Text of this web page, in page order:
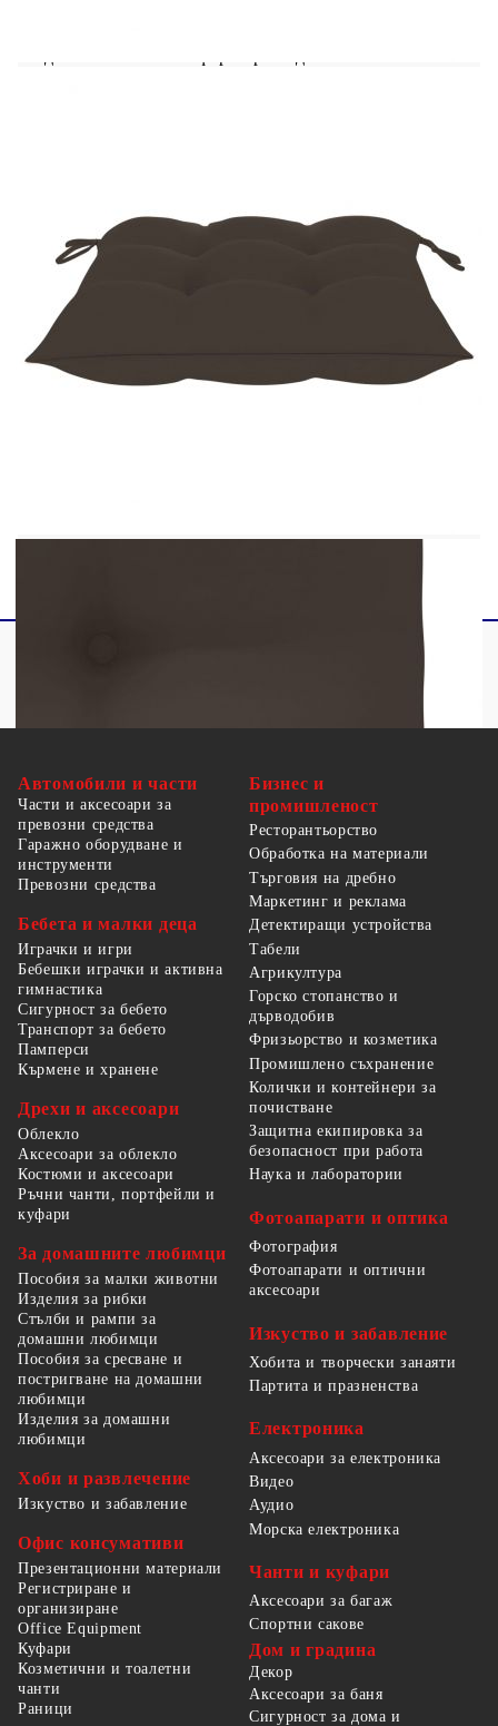
Размери: 47 x 60 x 89 см (Ш x Д x В)
Дълбочина на седалката: 37 см
(Д x Ш x Деб)
Автомобили и части
Части и аксесоари за
превозни средства
Гаражно оборудване и
инструменти
Превозни средства
Бебета и малки деца
Играчки и игри
Бебешки играчки и активна
гимнастика
Сигурност за бебето
Транспорт за бебето
Памперси
Кърмене и хранене
Дрехи и аксесоари
Облекло
Аксесоари за облекло
Костюми и аксесоари
Ръчни чанти, портфейли и
куфари
За домашните любимци
Пособия за малки животни
Изделия за рибки
Стълби и рампи за
домашни любимци
Пособия за сресване и
постригване на домашни
любимци
Изделия за домашни
любимци
Хоби и развлечение
Изкуство и забавление
Офис консумативи
Презентационни материали
Регистриране и
организиране
Office Equipment
Бизнес и
промишленост
Ресторантьорство
Обработка на материали
Търговия на дребно
Маркетинг и реклама
Детектиращи устройства
Табели
Агрикултура
Горско стопанство и
дърводобив
Фризьорство и козметика
Промишлено съхранение
Колички и контейнери за
почистване
Защитна екипировка за
безопасност при работа
Наука и лаборатории
Фотоапарати и оптика
Фотография
Фотоапарати и оптични
аксесоари
Изкуство и забавление
Хобита и творчески занаяти
Партита и празненства
Електроника
Аксесоари за електроника
Видео
Аудио
Морска електроника
Чанти и куфари
Аксесоари за багаж
Спортни сакове
Куфари
Козметични и тоалетни
чанти
Раници
Дом и градина
Декор
Аксесоари за баня
Сигурност за дома и